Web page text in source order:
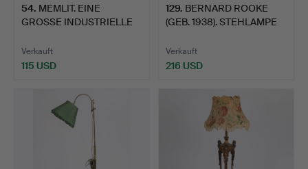
54. MEMLIT. EINE
GROSSE INDUSTRIELLE
Verkauft
115 USD
129. BERNARD ROOKE
(GEB. 1938). STEHLAMPE
Verkauft
216 USD